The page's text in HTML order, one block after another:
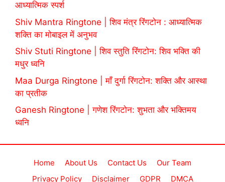
आध्यात्मिक स्पर्श
Shiv Mantra Ringtone | शिव मंत्र रिंगटोन : आध्यात्मिक
शक्ति का मोबाइल में अनुभव
Shiv Stuti Ringtone | शिव स्तुति रिंगटोन: शिव भक्ति की
मधुर ध्वनि
Maa Durga Ringtone | माँ दुर्गा रिंगटोन: शक्ति और आस्था
का प्रतीक
Ganesh Ringtone | गणेश रिंगटोन: शुभता और भक्तिमय
ध्वनि
Home About Us Contact Us
Our Team
Privacy Policy
Disclaimer GDPR DMCA